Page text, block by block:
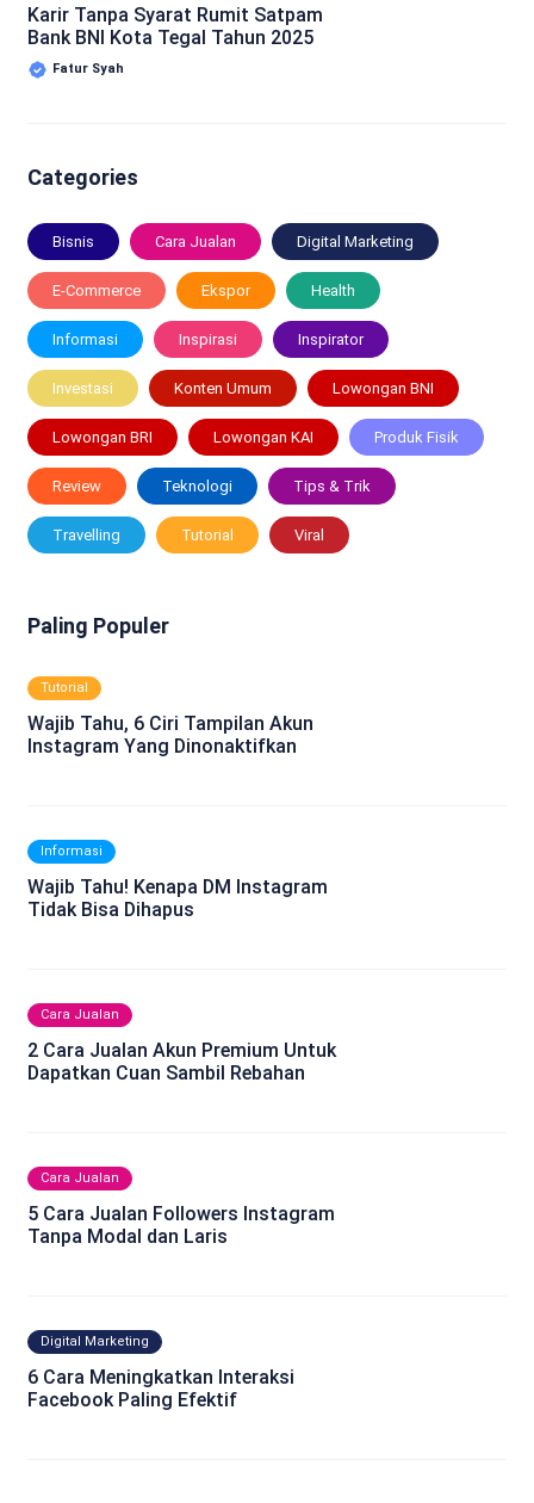
Karir Tanpa Syarat Rumit Satpam
Bank BNI Kota Tegal Tahun 2025
Fatur Syah
Categories
Bisnis Cara Jualan Digital Marketing
E-Commerce Ekspor Health
Informasi Inspirasi Inspirator
Investasi Konten Umum Lowongan BNI
Lowongan BRI Lowongan KAI Produk Fisik
Review Teknologi Tips & Trik
Travelling Tutorial Viral
Paling Populer
Tutorial
Wajib Tahu, 6 Ciri Tampilan Akun
Instagram Yang Dinonaktifkan
Informasi
Wajib Tahu! Kenapa DM Instagram
Tidak Bisa Dihapus
Cara Jualan
2 Cara Jualan Akun Premium Untuk
Dapatkan Cuan Sambil Rebahan
Cara Jualan
5 Cara Jualan Followers Instagram
Tanpa Modal dan Laris
Digital Marketing
6 Cara Meningkatkan Interaksi
Facebook Paling Efektif